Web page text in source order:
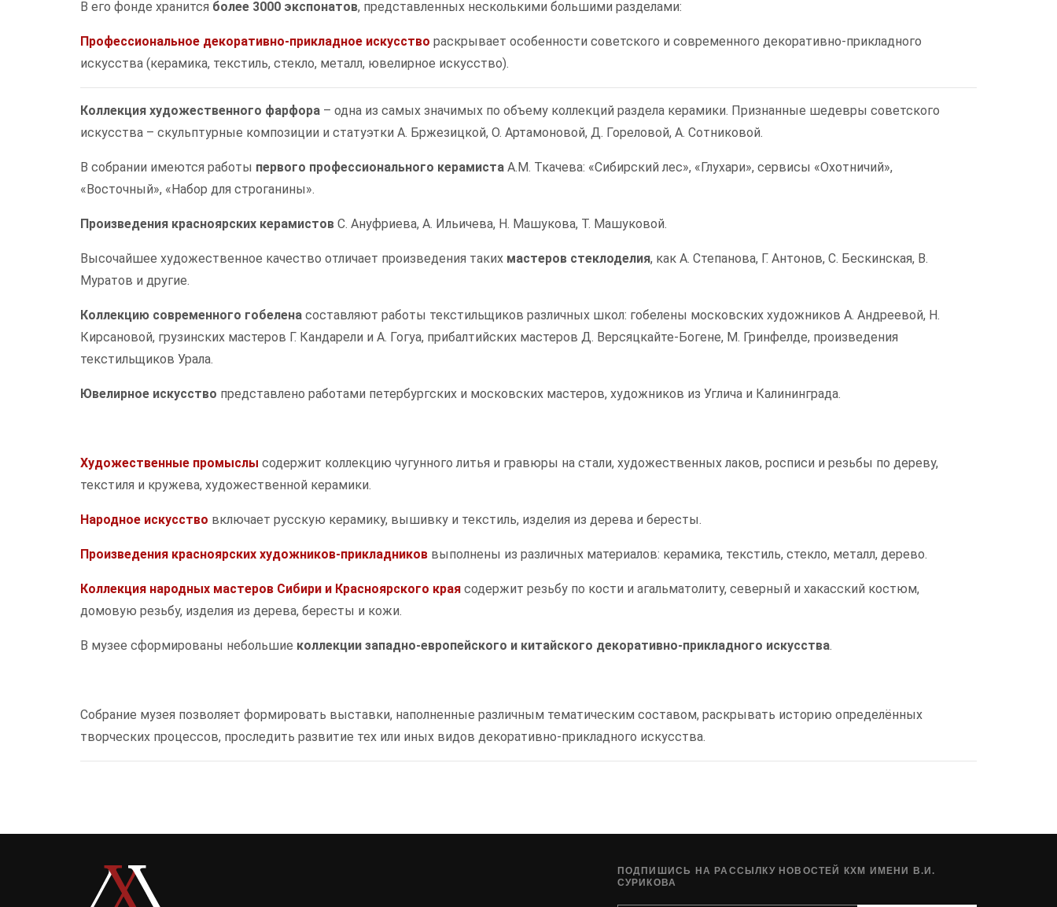
В его фонде хранится более 3000 экспонатов, представленных несколькими большими разделами:
Профессиональное декоративно-прикладное искусство раскрывает особенности советского и современного декоративно-прикладного
искусства (керамика, текстиль, стекло, металл, ювелирное искусство).
Коллекция художественного фарфора – одна из самых значимых по объему коллекций раздела керамики. Признанные шедевры советского
искусства – скульптурные композиции и статуэтки А. Бржезицкой, О. Артамоновой, Д. Гореловой, А. Сотниковой.
В собрании имеются работы первого профессионального керамиста А.М. Ткачева: «Сибирский лес», «Глухари», сервисы «Охотничий»,
«Восточный», «Набор для строганины».
Произведения красноярских керамистов С. Ануфриева, А. Ильичева, Н. Машукова, Т. Машуковой.
Высочайшее художественное качество отличает произведения таких мастеров стеклоделия, как А. Степанова, Г. Антонов, С. Бескинская, В.
Муратов и другие.
Коллекцию современного гобелена составляют работы текстильщиков различных школ: гобелены московских художников А. Андреевой, Н.
Кирсановой, грузинских мастеров Г. Кандарели и А. Гогуа, прибалтийских мастеров Д. Версяцкайте-Богене, М. Гринфелде, произведения
текстильщиков Урала.
Ювелирное искусство представлено работами петербургских и московских мастеров, художников из Углича и Калининграда.
Художественные промыслы содержит коллекцию чугунного литья и гравюры на стали, художественных лаков, росписи и резьбы по дереву,
текстиля и кружева, художественной керамики.
Народное искусство включает русскую керамику, вышивку и текстиль, изделия из дерева и бересты.
Произведения красноярских художников-прикладников выполнены из различных материалов: керамика, текстиль, стекло, металл, дерево.
Коллекция народных мастеров Сибири и Красноярского края содержит резьбу по кости и агальматолиту, северный и хакасский костюм,
домовую резьбу, изделия из дерева, бересты и кожи.
В музее сформированы небольшие коллекции западно-европейского и китайского декоративно-прикладного искусства.
Собрание музея позволяет формировать выставки, наполненные различным тематическим составом, раскрывать историю определённых
творческих процессов, проследить развитие тех или иных видов декоративно-прикладного искусства.
ПОДПИШИСЬ НА РАССЫЛКУ НОВОСТЕЙ КХМ ИМЕНИ В.И.
СУРИКОВА